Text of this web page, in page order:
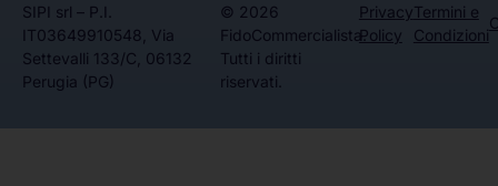
SIPI srl – P.I.
IT03649910548, Via
Settevalli 133/C, 06132
Perugia (PG)
© 2026
FidoCommercialista.
Tutti i diritti
riservati.
Privacy
Policy
Termini e
Condizioni